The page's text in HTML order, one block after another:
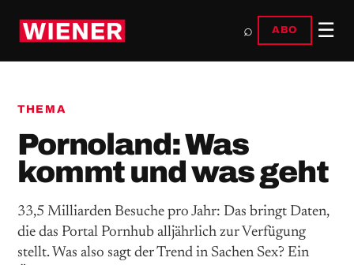
⌕ ABO ☰
THEMA
Pornoland: Was
kommt und was geht
33,5 Milliarden Besuche pro Jahr: Das bringt Daten,
die das Portal Pornhub alljährlich zur Verfügung
stellt. Was also sagt der Trend in Sachen Sex? Ein